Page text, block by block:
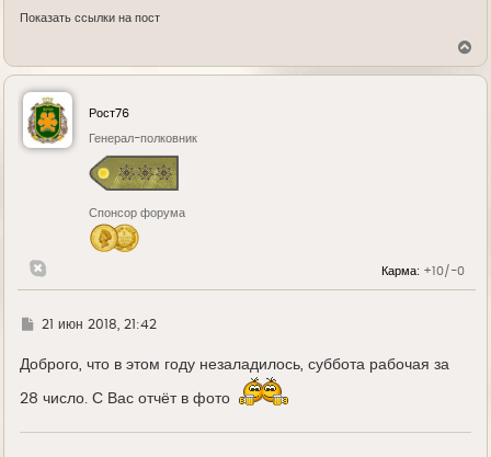
Показать ссылки на пост
р
Рост76
Генерал-полковник
Спонсор форума
Карма: +10/-0
Г21 июн 2018, 21:42
Доброго, что в этом году незаладилось, суббота рабочая за
28 число. С Вас отчёт в фото